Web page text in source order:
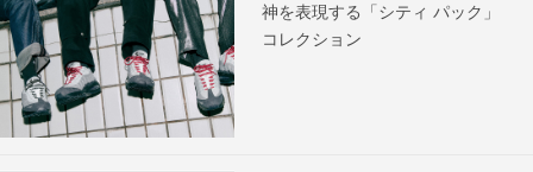
神を表現する「シティ パック」
コレクション